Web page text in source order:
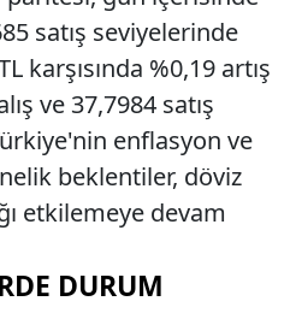
satış seviyelerinde
karşısında %0,19 artış
ve 37,7984 satış
enflasyon ve
beklentiler, döviz
etkilemeye devam
DURUM